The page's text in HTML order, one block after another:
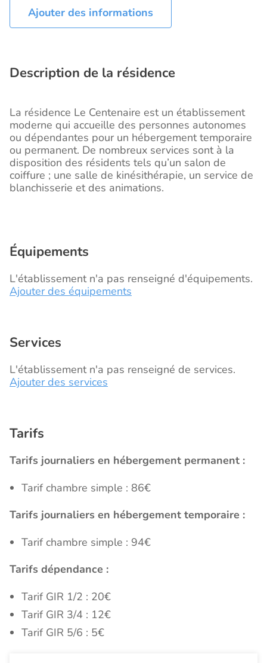
Ajouter des informations
Description de la résidence
La résidence Le Centenaire est un établissement
moderne qui accueille des personnes autonomes
ou dépendantes pour un hébergement temporaire
ou permanent. De nombreux services sont à la
disposition des résidents tels qu’un salon de
coiffure ; une salle de kinésithérapie, un service de
blanchisserie et des animations.
Équipements
L'établissement n'a pas renseigné d'équipements.
Ajouter des équipements
Services
L'établissement n'a pas renseigné de services.
Ajouter des services
Tarifs
Tarifs journaliers en hébergement permanent :
Tarif chambre simple : 86€
Tarifs journaliers en hébergement temporaire :
Tarif chambre simple : 94€
Tarifs dépendance :
Tarif GIR 1/2 : 20€
Tarif GIR 3/4 : 12€
Tarif GIR 5/6 : 5€